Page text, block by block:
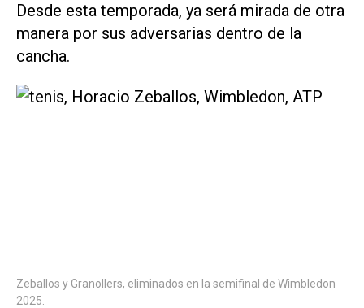
Desde esta temporada, ya será mirada de otra
manera por sus adversarias dentro de la
cancha.
Zeballos y Granollers, eliminados en la semifinal de Wimbledon
2025.